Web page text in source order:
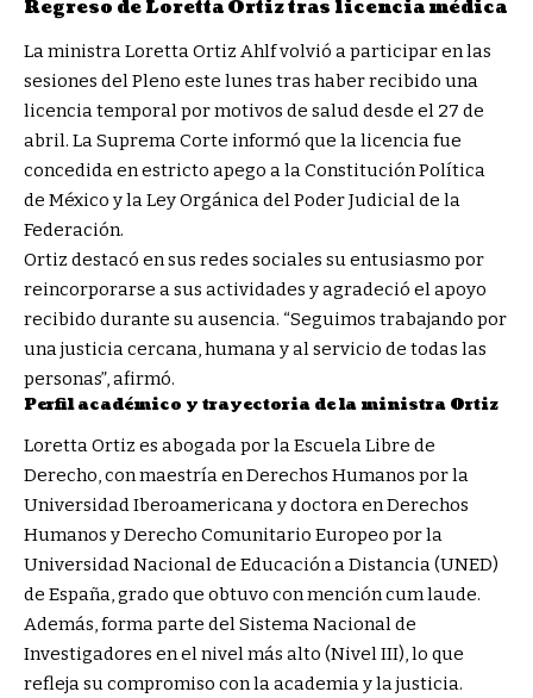
Regreso de Loretta Ortiz tras licencia médica
La ministra Loretta Ortiz Ahlf volvió a participar en las
sesiones del Pleno este lunes tras haber recibido una
licencia temporal por motivos de salud desde el 27 de
abril. La Suprema Corte informó que la licencia fue
concedida en estricto apego a la Constitución Política
de México y la Ley Orgánica del Poder Judicial de la
Federación.
Ortiz destacó en sus redes sociales su entusiasmo por
reincorporarse a sus actividades y agradeció el apoyo
recibido durante su ausencia. “Seguimos trabajando por
una justicia cercana, humana y al servicio de todas las
personas”, afirmó.
Perfil académico y trayectoria de la ministra Ortiz
Loretta Ortiz es abogada por la Escuela Libre de
Derecho, con maestría en Derechos Humanos por la
Universidad Iberoamericana y doctora en Derechos
Humanos y Derecho Comunitario Europeo por la
Universidad Nacional de Educación a Distancia (UNED)
de España, grado que obtuvo con mención cum laude.
Además, forma parte del Sistema Nacional de
Investigadores en el nivel más alto (Nivel III), lo que
refleja su compromiso con la academia y la justicia.